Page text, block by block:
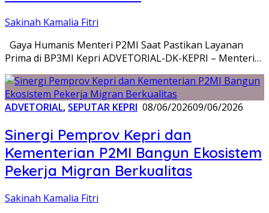
Sakinah Kamalia Fitri
Gaya Humanis Menteri P2MI Saat Pastikan Layanan
Prima di BP3MI Kepri ADVETORIAL-DK-KEPRI – Menteri…
ADVETORIAL, SEPUTAR KEPRI 08/06/202609/06/2026
Sinergi Pemprov Kepri dan
Kementerian P2MI Bangun Ekosistem
Pekerja Migran Berkualitas
Sakinah Kamalia Fitri